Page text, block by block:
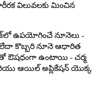
విలువలకు మించిన
ఉపయోగించే నూనెలు -
కొబ్బరి నూనె ఆధారిత
ఔషధంగా ఉంటాయి - చర్మ
ఆయిల్ అప్లికేషన్ యొక్క